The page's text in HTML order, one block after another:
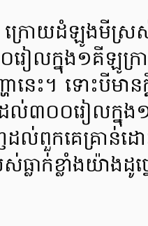
ោយដំឡូងមីស្រស់ធ្
ៀលក្នុង១គីឡូក្
នេះ។ ទោះបីមាន
០០រៀលក្នុង១
ល់ពួកគេគ្រាន់ដ
ាក់ខ្លាំងយ៉ាងដូច្ន